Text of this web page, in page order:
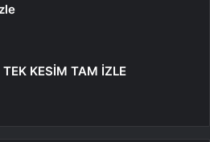
KESİM TAM İZLE